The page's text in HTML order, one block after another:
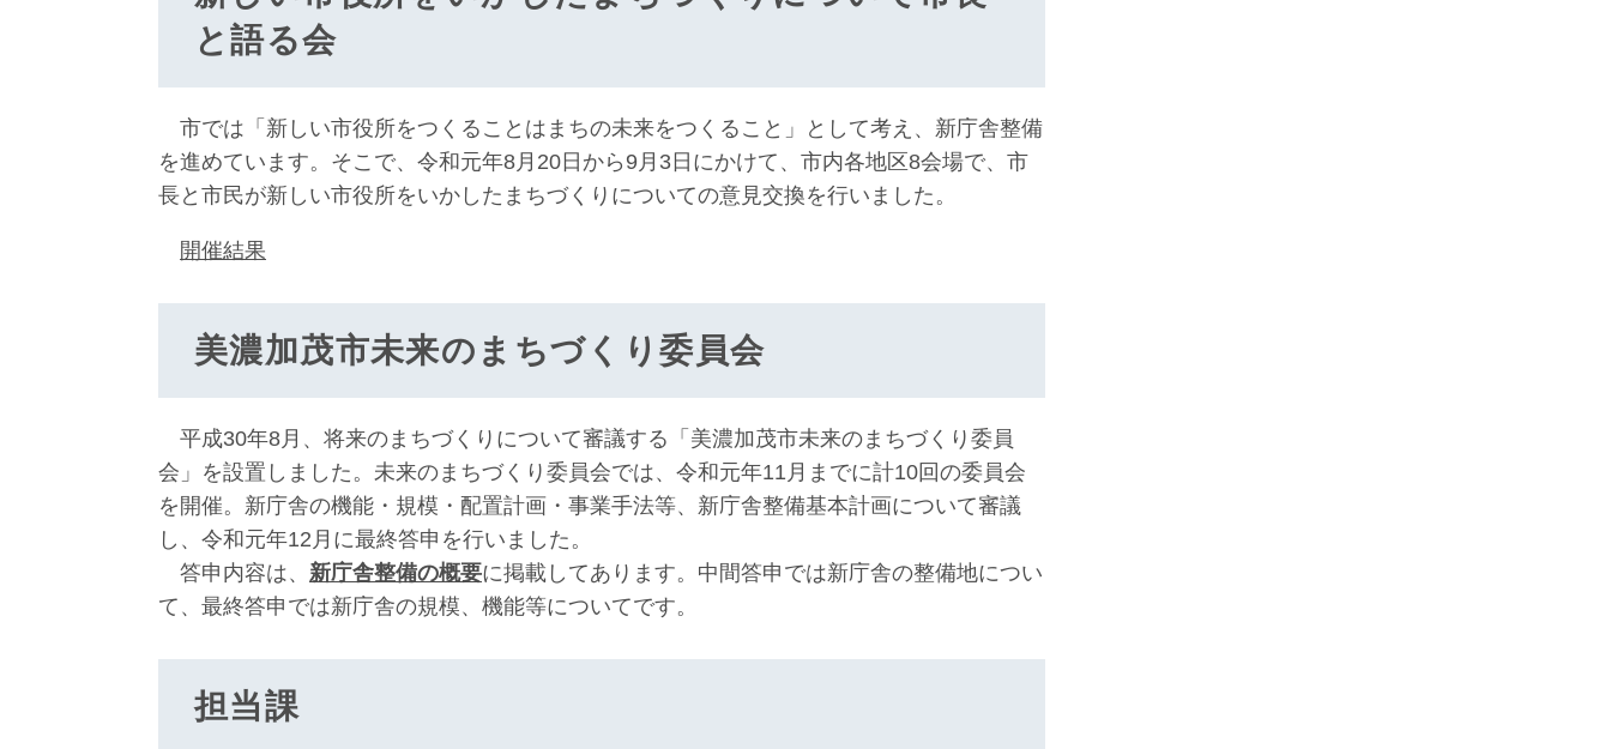
と語る会
市では「新しい市役所をつくることはまちの未来をつくること」として考え、新庁舎整備
を進めています。そこで、令和元年8月20日から9月3日にかけて、市内各地区8会場で、市
長と市民が新しい市役所をいかしたまちづくりについての意見交換を行いました。
開催結果
美濃加茂市未来のまちづくり委員会
平成30年8月、将来のまちづくりについて審議する「美濃加茂市未来のまちづくり委員
会」を設置しました。未来のまちづくり委員会では、令和元年11月までに計10回の委員会
を開催。新庁舎の機能・規模・配置計画・事業手法等、新庁舎整備基本計画について審議
し、令和元年12月に最終答申を行いました。
答申内容は、 新庁舎整備の概要に掲載してあります。中間答申では新庁舎の整備地につい
て、最終答申では新庁舎の規模、機能等についてです。
担当課